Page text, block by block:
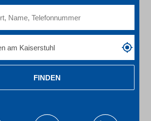
FINDEN